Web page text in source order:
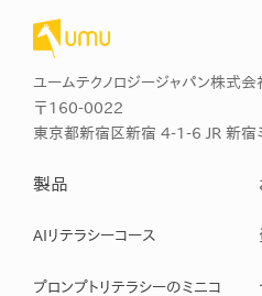
ユームテクノロジージャパン株式会
〒160-0022
東京都新宿区新宿 4-1-6 JR 新宿
製品
AIリテラシーコース
プロンプトリテラシーのミニコ